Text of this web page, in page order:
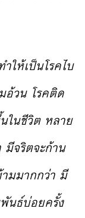
ให้เป็นโรคไบ
อ้วน โรคติด
ในชีวิต หลาย
มีจริตจะก้าน
มมากกว่า มี
นธ์บ่อยครั้ง